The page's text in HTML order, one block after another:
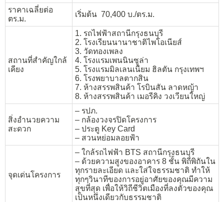
ราคาเฉลี่ยต่อ
ตร.ม.
เริ่มต้น 70,400 บ./ตร.ม.
สถานที่สำคัญใกล้
เคียง
1. รถไฟฟ้าสถานีกรุงธนบุรี
2. โรงเรียนนานาชาติไพโอเนียส์
3. วัดทองเพลง
4. โรงแรมเพนนินซูล่า
5. โรงแรมมิลเลนเนียม ฮิลตัน กรุงเทพฯ
6. โรงพยาบาลตากสิน
7. ห้างสรรพสินค้า โรบินสัน ลาดหญ้า
8. ห้างสรรพสินค้า เมอรีคิง วงเวียนใหญ่
สิ่งอำนวยความ
สะดวก
– รปภ.
– กล้องวงจรปิดโครงการ
– ประตู Key Card
– สวนหย่อมลอยฟ้า
จุดเด่นโครงการ
– ใกล้รถไฟฟ้า BTS สถานีกรุงธนบุรี
– ด้วยความสูงของอาคาร 8 ชั้น พิถีพิถันใน
ทุกรายละเอียด และใส่ใจธรรมชาติ ทำให้
ทุกๆวินาทีของการอยู่อาศัยของคุณมีความ
สุขที่สุด เพื่อให้วิถีชีวิตเมืองที่ลงตัวของคุณ
เป็นหนึ่งเดียวกับธรรมชาติ